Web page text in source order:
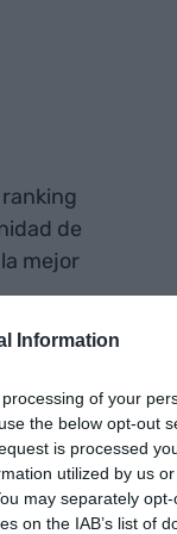
Information
of your
the below opt-out
is processed
utilized by us
may separately
on the IAB’s list of
de
mejor
la
como
del